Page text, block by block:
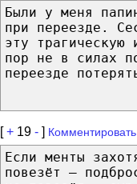
Были у меня
при переезде.
эту
пор не в силах
переезде
[+ 19 - ]
Если менты
повезёт —